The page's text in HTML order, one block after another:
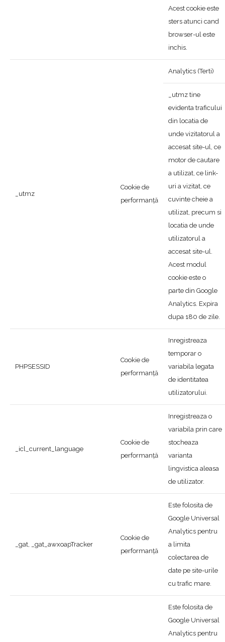
Acest cookie este
sters atunci cand
browser-ul este
inchis.
_utmz
Cookie de
performanță
Analytics (Terti)
_utmz tine
evidenta traficului
din locatia de
unde vizitatorul a
accesat site-ul, ce
motor de cautare
a utilizat, ce link-
uri a vizitat, ce
cuvinte cheie a
utilizat, precum si
locatia de unde
utilizatorul a
accesat site-ul.
Acest modul
cookie este o
parte din Google
Analytics. Expira
dupa 180 de zile.
PHPSESSID
Cookie de
performanță
Inregistreaza
temporar o
variabila legata
de identitatea
utilizatorului.
_icl_current_language
Cookie de
performanță
Inregistreaza o
variabila prin care
stocheaza
varianta
lingvistica aleasa
de utilizator.
_gat, _gat_awxoapTracker
Cookie de
performanță
Este folosita de
Google Universal
Analytics pentru
a limita
colectarea de
date pe site-urile
cu trafic mare.
Este folosita de
Google Universal
Analytics pentru